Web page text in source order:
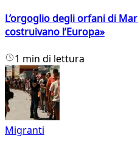
L’orgoglio degli orfani di
costruivano l’Europa»
1 min di lettura
Migranti